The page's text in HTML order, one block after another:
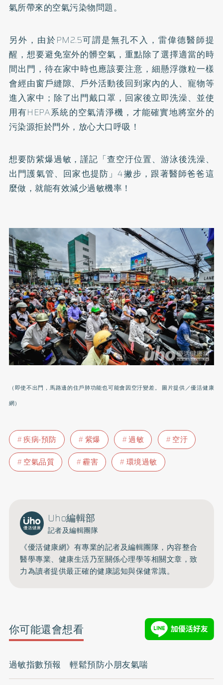
氣所帶來的空氣污染物問題。
另外，由於PM2.5可謂是無孔不入，雷偉德醫師提
醒，想要避免室外的髒空氣，重點除了選擇適當的時
間出門，待在家中時也應該要注意，細懸浮微粒一樣
會經由窗戶縫隙、戶外活動後回到家內的人、寵物等
進入家中；除了出門戴口罩，回家後立即洗澡、並使
用有HEPA系統的空氣清淨機，才能確實地將室外的
污染源拒於門外，放心大口呼吸！
想要防紫爆過敏，謹記「查空汙位置、游泳後洗澡、
出門護氣管、回家也提防」4撇步，跟著醫師爸爸這
麼做，就能有效減少過敏機率！
（即使不出門，馬路邊的住戶肺功能也可能會因空汙變差。 圖片提供／優活健康
網）
疾病‧預防 紫爆 過敏
空汙
空氣品質
霾害 環境過敏
Uho編輯部
記者及編輯團隊
《優活健康網》有專業的記者及編輯團隊，內容整合
醫學專業、健康生活乃至關係心理學等相關文章，致
力為讀者提供最正確的健康認知與保健常識。
你可能還會想看
過敏指數預報 輕鬆預防小朋友氣喘